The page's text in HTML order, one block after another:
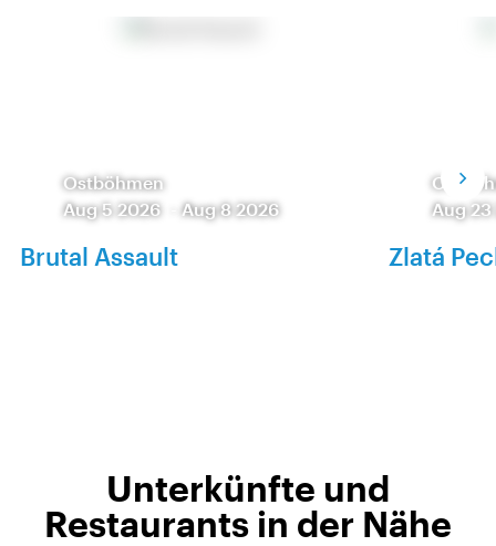
Ostböhmen
Aug 5 2026
Aug 8 2026
Brutal Assault
Aug
Zlatá
Unterkünfte und
Restaurants in der Nähe